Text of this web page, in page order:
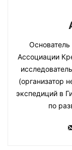
Ассоциации
(организатор
экспедиций в
по